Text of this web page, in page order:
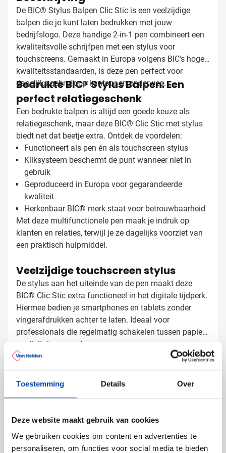
Toestemming Details Over
Deze website maakt gebruik van cookies
We gebruiken cookies om content en advertenties te
personaliseren, om functies voor social media te bieden
De BIC® Stylus Balpen Clic Stic is een veelzijdige
balpen die je kunt laten bedrukken met jouw
bedrijfslogo. Deze handige 2-in-1 pen combineert een
kwaliteitsvolle schrijfpen met een stylus voor
touchscreens. Gemaakt in Europa volgens BIC's hoge
kwaliteitsstandaarden, is deze pen perfect voor
dagelijks gebruik op kantoor en onderweg.
Bedrukte BIC® Stylus Balpen: Een
perfect relatiegeschenk
Een bedrukte balpen is altijd een goede keuze als
relatiegeschenk, maar deze BIC® Clic Stic met stylus
biedt net dat beetje extra. Ontdek de voordelen:
Functioneert als pen én als touchscreen stylus
Kliksysteem beschermt de punt wanneer niet in
gebruik
Geproduceerd in Europa voor gegarandeerde
kwaliteit
Herkenbaar BIC® merk staat voor betrouwbaarheid
Met deze multifunctionele pen maak je indruk op
klanten en relaties, terwijl je ze dagelijks voorziet van
een praktisch hulpmiddel.
Veelzijdige touchscreen stylus
De stylus aan het uiteinde van de pen maakt deze
BIC® Clic Stic extra functioneel in het digitale tijdperk.
Hiermee bedien je smartphones en tablets zonder
vingerafdrukken achter te laten. Ideaal voor
professionals die regelmatig schakelen tussen papier
en digitale apparaten.
BIC® Stylus Balpen bedrukken met
Bij Van Helden Relatiegeschenken bedrukken we jouw
BIC® Stylus pennen precies zoals jij dat wilt:
Met een slogan of boodschap
Verschillende namen voor een persoonlijke touch
mogelijk